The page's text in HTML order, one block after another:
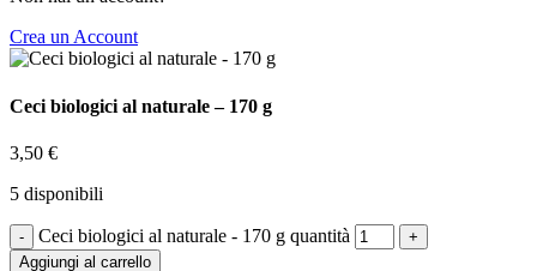
Crea un Account
Ceci biologici al naturale – 170 g
3,50 €
5 disponibili
Ceci biologici al naturale - 170 g quantità
Aggiungi al carrello